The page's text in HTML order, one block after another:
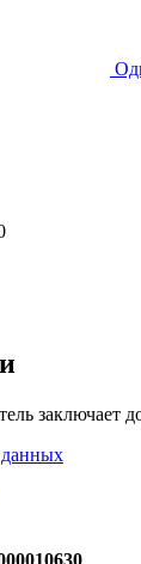
заключает